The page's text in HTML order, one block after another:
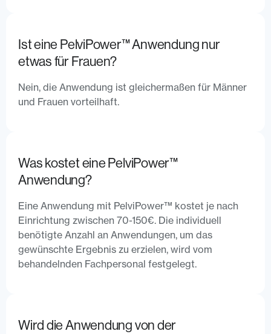
Ist eine PelviPower™ Anwendung nur
etwas für Frauen?
Nein, die Anwendung ist gleichermaßen für Männer
und Frauen vorteilhaft.
Was kostet eine PelviPower™
Anwendung?
Eine Anwendung mit PelviPower™ kostet je nach
Einrichtung zwischen 70-150€. Die individuell
benötigte Anzahl an Anwendungen, um das
gewünschte Ergebnis zu erzielen, wird vom
behandelnden Fachpersonal festgelegt.
Wird die Anwendung von der